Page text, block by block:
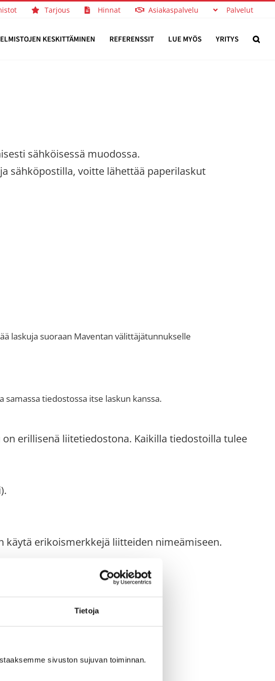
Tietoja
sivuston sujuvan toiminnan.
Tarjous Hinnat Asiakaspalvelu Palvelut
KESKITTÄMINEN REFERENSSIT LUE MYÖS YRITYS
sähköisessä muodossa.
sähköpostilla, voitte lähettää paperilaskut
laskuja suoraan Maventan välittäjätunnukselle
tiedostossa itse laskun kanssa.
erillisenä liitetiedostona. Kaikilla tiedostoilla tulee
käytä erikoismerkkejä liitteiden nimeämiseen.
ja luotettavasti vastaanottajalleen.